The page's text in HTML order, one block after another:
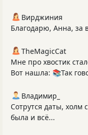
Вирджиния
Благодарю, Анна, за
TheMagicCat
Мне про хвостик
Вот нашла: 📚Так
Владимир_
Сотрутся даты, холм
была и всё...